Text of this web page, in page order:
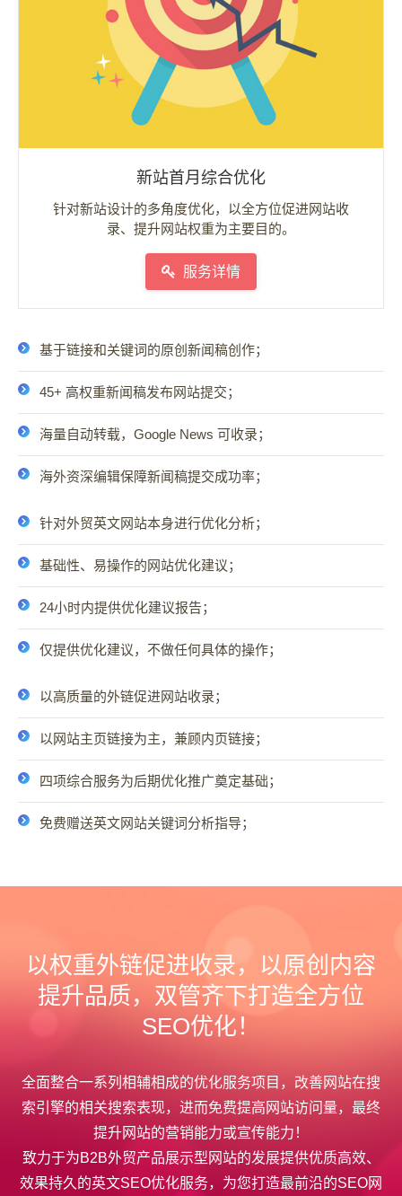
新站首月综合优化
针对新站设计的多角度优化，以全方位促进网站收
录、提升网站权重为主要目的。
服务详情
基于链接和关键词的原创新闻稿创作；
45+ 高权重新闻稿发布网站提交；
海量自动转载，Google News 可收录；
海外资深编辑保障新闻稿提交成功率；
针对外贸英文网站本身进行优化分析；
基础性、易操作的网站优化建议；
24小时内提供优化建议报告；
仅提供优化建议，不做任何具体的操作；
以高质量的外链促进网站收录；
以网站主页链接为主，兼顾内页链接；
四项综合服务为后期优化推广奠定基础；
免费赠送英文网站关键词分析指导；
以权重外链促进收录，以原创内容
提升品质，双管齐下打造全方位
SEO优化！
全面整合一系列相辅相成的优化服务项目，改善网站在搜
索引擎的相关搜索表现，进而免费提高网站访问量，最终
提升网站的营销能力或宣传能力！
致力于为B2B外贸产品展示型网站的发展提供优质高效、
效果持久的英文SEO优化服务，为您打造最前沿的SEO网